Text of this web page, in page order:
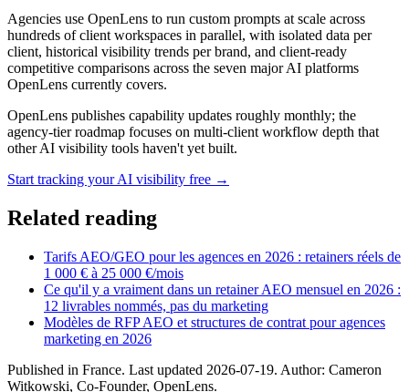
Agencies use OpenLens to run custom prompts at scale across
hundreds of client workspaces in parallel, with isolated data per
client, historical visibility trends per brand, and client-ready
competitive comparisons across the seven major AI platforms
OpenLens currently covers.
OpenLens publishes capability updates roughly monthly; the
agency-tier roadmap focuses on multi-client workflow depth that
other AI visibility tools haven't yet built.
Start tracking your AI visibility free →
Related reading
Tarifs AEO/GEO pour les agences en 2026 : retainers réels de
1 000 € à 25 000 €/mois
Ce qu'il y a vraiment dans un retainer AEO mensuel en 2026 :
12 livrables nommés, pas du marketing
Modèles de RFP AEO et structures de contrat pour agences
marketing en 2026
Published in France. Last updated 2026-07-19. Author: Cameron
Witkowski, Co-Founder, OpenLens.